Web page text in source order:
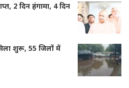
2 दिन हंगामा, 4 दिन
शुरू, 55 जिलों में